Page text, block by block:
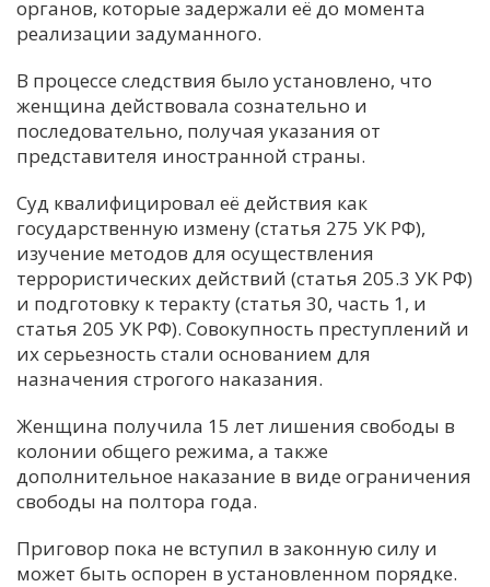
органов, которые задержали её до момента
реализации задуманного.
В процессе следствия было установлено, что
женщина действовала сознательно и
последовательно, получая указания от
представителя иностранной страны.
Суд квалифицировал её действия как
государственную измену (статья 275 УК РФ),
изучение методов для осуществления
террористических действий (статья 205.3 УК РФ)
и подготовку к теракту (статья 30, часть 1, и
статья 205 УК РФ). Совокупность преступлений и
их серьезность стали основанием для
назначения строгого наказания.
Женщина получила 15 лет лишения свободы в
колонии общего режима, а также
дополнительное наказание в виде ограничения
свободы на полтора года.
Приговор пока не вступил в законную силу и
может быть оспорен в установленном порядке.